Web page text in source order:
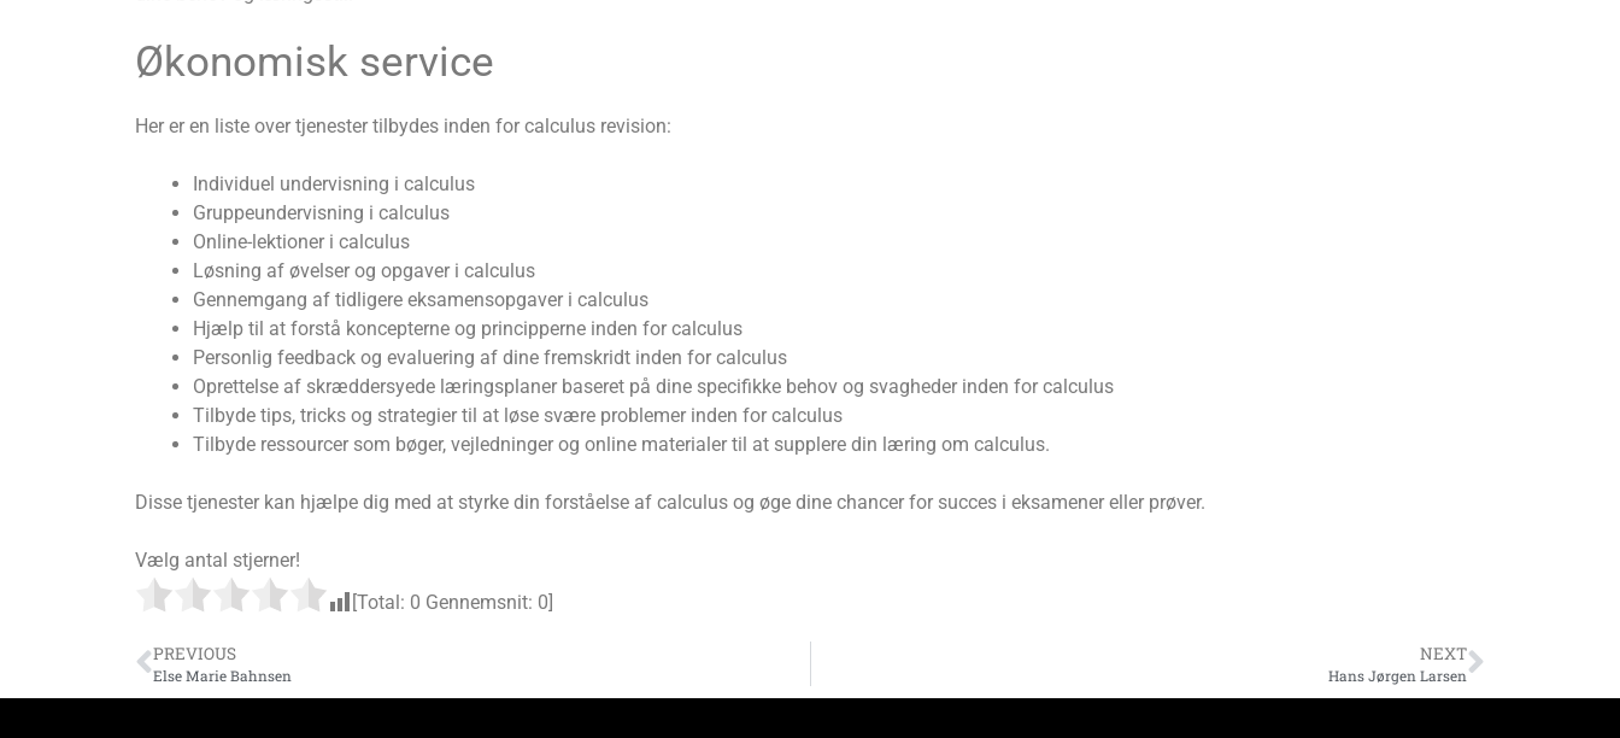
Økonomisk service
Her er en liste over tjenester tilbydes inden for calculus revision:
Individuel undervisning i calculus
Gruppeundervisning i calculus
Online-lektioner i calculus
Løsning af øvelser og opgaver i calculus
Gennemgang af tidligere eksamensopgaver i calculus
Hjælp til at forstå koncepterne og principperne inden for calculus
Personlig feedback og evaluering af dine fremskridt inden for calculus
Oprettelse af skræddersyede læringsplaner baseret på dine specifikke behov og svagheder inden for calculus
Tilbyde tips, tricks og strategier til at løse svære problemer inden for calculus
Tilbyde ressourcer som bøger, vejledninger og online materialer til at supplere din læring om calculus.
Disse tjenester kan hjælpe dig med at styrke din forståelse af calculus og øge dine chancer for succes i eksamener eller prøver.
Vælg antal stjerner!
[Total: 0 Gennemsnit: 0]
PREVIOUS
Else Marie Bahnsen
NEXT
Hans Jørgen Larsen